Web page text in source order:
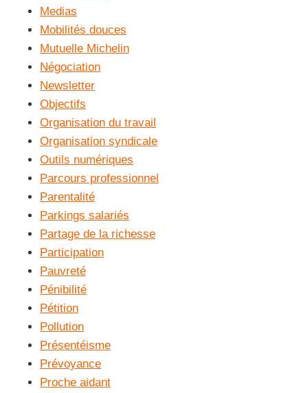
Medias
Mobilités douces
Mutuelle Michelin
Négociation
Newsletter
Objectifs
Organisation du travail
Organisation syndicale
Outils numériques
Parcours professionnel
Parentalité
Parkings salariés
Partage de la richesse
Participation
Pauvreté
Pénibilité
Pétition
Pollution
Présentéisme
Prévoyance
Proche aidant